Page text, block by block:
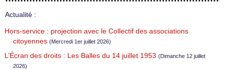
Actualité :
Hors-service : projection avec le Collectif des associations
citoyennes (Mercredi 1er juillet 2026)
L’Écran des droits : Les Balles du 14 juillet 1953 (Dimanche 12 juillet
2026)